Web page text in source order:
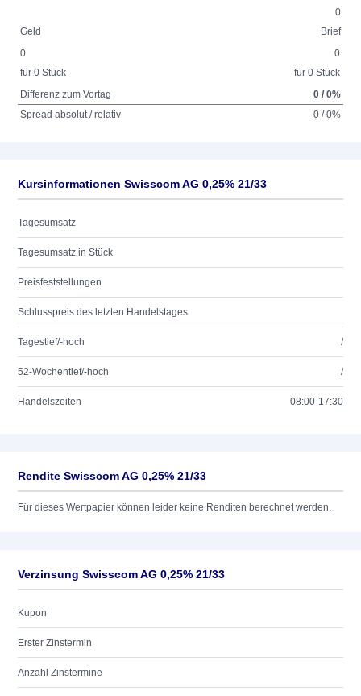
0
Geld
Brief
0
für 0 Stück
0
für 0 Stück
Differenz zum Vortag
0 / 0%
Spread absolut / relativ
0 / 0%
Kursinformationen Swisscom AG 0,25% 21/33
Tagesumsatz
Tagesumsatz in Stück
Preisfeststellungen
Schlusspreis des letzten Handelstages
Tagestief/-hoch /
52-Wochentief/-hoch /
Handelszeiten 08:00-17:30
Rendite Swisscom AG 0,25% 21/33
Für dieses Wertpapier können leider keine Renditen berechnet werden.
Verzinsung Swisscom AG 0,25% 21/33
Kupon
Erster Zinstermin
Anzahl Zinstermine